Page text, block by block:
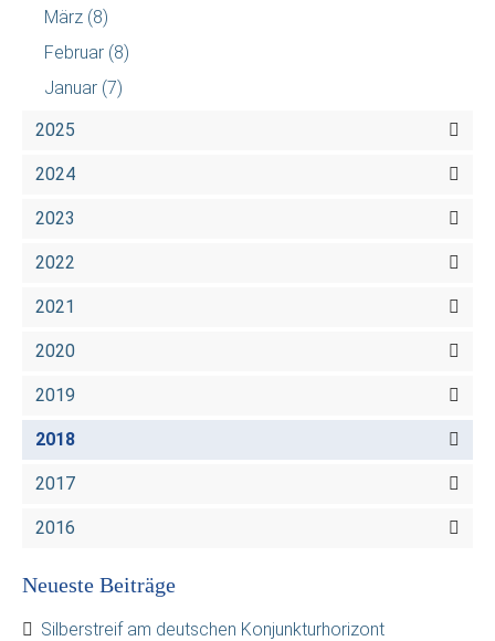
März (8)
Februar (8)
Januar (7)
2025
2024
2023
2022
2021
2020
2019
2018
2017
2016
Neueste Beiträge
Silberstreif am deutschen Konjunkturhorizont